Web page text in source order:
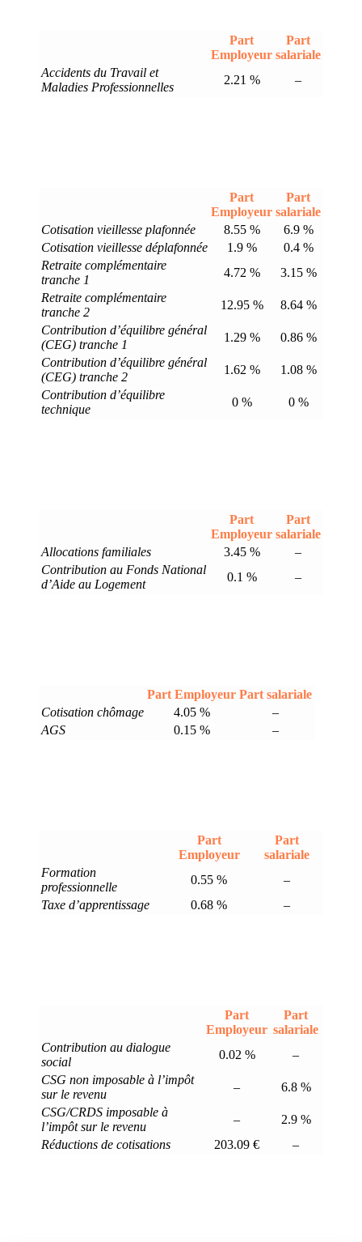
Part
Employeur
Part
salariale
Accidents du Travail et
Maladies Professionnelles
2.21 % –
Part
Employeur
Part
salariale
Cotisation vieillesse plafonnée
8.55 %
6.9 %
Cotisation vieillesse déplafonnée
1.9 %
0.4 %
Retraite complémentaire
tranche 1
4.72 %
3.15 %
Retraite complémentaire
tranche 2
12.95 %
8.64 %
Contribution d’équilibre général
(CEG) tranche 1
1.29 %
0.86 %
Contribution d’équilibre général
(CEG) tranche 2
1.62 %
1.08 %
Contribution d’équilibre
technique
0 % 0 %
Part
Employeur
Part
salariale
Allocations familiales
3.45 %
–
Contribution au Fonds National
d’Aide au Logement
0.1 % –
Part Employeur Part salariale
Cotisation chômage
4.05 %
–
AGS
0.15 % –
Part
Employeur
Part
salariale
Formation
professionnelle
0.55 %
–
Taxe d’apprentissage
0.68 % –
Part
Employeur
Part
salariale
Contribution au dialogue
social
0.02 %
–
CSG non imposable à l’impôt
sur le revenu
–
6.8 %
CSG/CRDS imposable à
l’impôt sur le revenu
–
2.9 %
Réductions de cotisations
203.09 € –